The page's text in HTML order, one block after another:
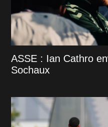
ASSE : Ian Cathro
Sochaux